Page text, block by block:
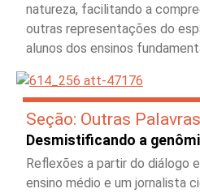
natureza, facilitando a
outras representações do
alunos dos ensinos
Seção: Outras Palavras
Desmistificando a
Reflexões a partir do diálogo
ensino médio e um jornalista